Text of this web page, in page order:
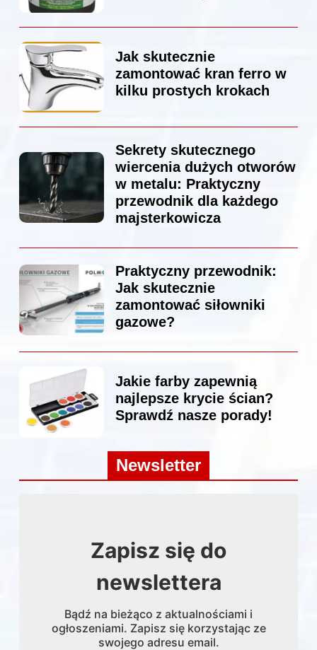
Jak skutecznie
zamontować kran ferro w
kilku prostych krokach
Sekrety skutecznego
wiercenia dużych otworów
w metalu: Praktyczny
przewodnik dla każdego
majsterkowicza
Praktyczny przewodnik:
Jak skutecznie
zamontować siłowniki
gazowe?
Jakie farby zapewnią
najlepsze krycie ścian?
Sprawdź nasze porady!
Newsletter
Zapisz się do
newslettera
Bądź na bieżąco z aktualnościami i
ogłoszeniami. Zapisz się korzystając ze
swojego adresu email.